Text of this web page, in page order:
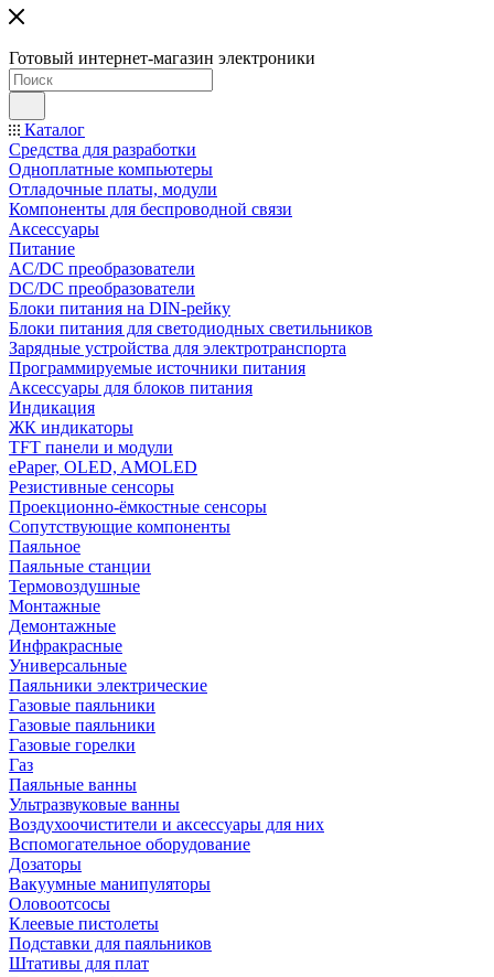
Готовый интернет-магазин электроники
Каталог
Средства для разработки
Одноплатные компьютеры
Отладочные платы, модули
Компоненты для беспроводной связи
Аксессуары
Питание
AC/DC преобразователи
DC/DC преобразователи
Блоки питания на DIN-рейку
Блоки питания для светодиодных светильников
Зарядные устройства для электротранспорта
Программируемые источники питания
Аксессуары для блоков питания
Индикация
ЖК индикаторы
TFT панели и модули
ePaper, OLED, AMOLED
Резистивные сенсоры
Проекционно-ёмкостные сенсоры
Сопутствующие компоненты
Паяльное
Паяльные станции
Термовоздушные
Монтажные
Демонтажные
Инфракрасные
Универсальные
Паяльники электрические
Газовые паяльники
Газовые паяльники
Газовые горелки
Газ
Паяльные ванны
Ультразвуковые ванны
Воздухоочистители и аксессуары для них
Вспомогательное оборудование
Дозаторы
Вакуумные манипуляторы
Оловоотсосы
Клеевые пистолеты
Подставки для паяльников
Штативы для плат